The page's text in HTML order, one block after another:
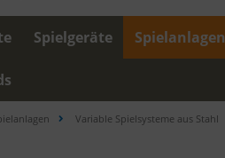
Spielgeräte Spielanlagen
Variable Spielsysteme aus Stahl